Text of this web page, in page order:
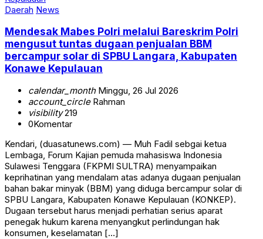
Daerah News
Mendesak Mabes Polri melalui Bareskrim Polri
mengusut tuntas dugaan penjualan BBM
bercampur solar di SPBU Langara, Kabupaten
Konawe Kepulauan
calendar_monthMinggu, 26 Jul 2026
account_circleRahman
visibility219
0Komentar
Kendari, (duasatunews.com) — Muh Fadil sebgai ketua
Lembaga, Forum Kajian pemuda mahasiswa Indonesia
Sulawesi Tenggara (FKPMI SULTRA) menyampaikan
keprihatinan yang mendalam atas adanya dugaan penjualan
bahan bakar minyak (BBM) yang diduga bercampur solar di
SPBU Langara, Kabupaten Konawe Kepulauan (KONKEP).
Dugaan tersebut harus menjadi perhatian serius aparat
penegak hukum karena menyangkut perlindungan hak
konsumen, keselamatan […]